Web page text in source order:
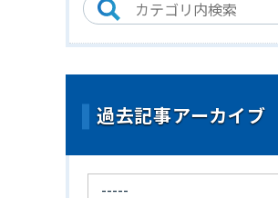
過去記事アーカイブ